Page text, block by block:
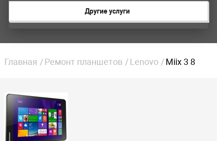
Другие услуги
Главная Ремонт планшетов Lenovo Miix 3 8